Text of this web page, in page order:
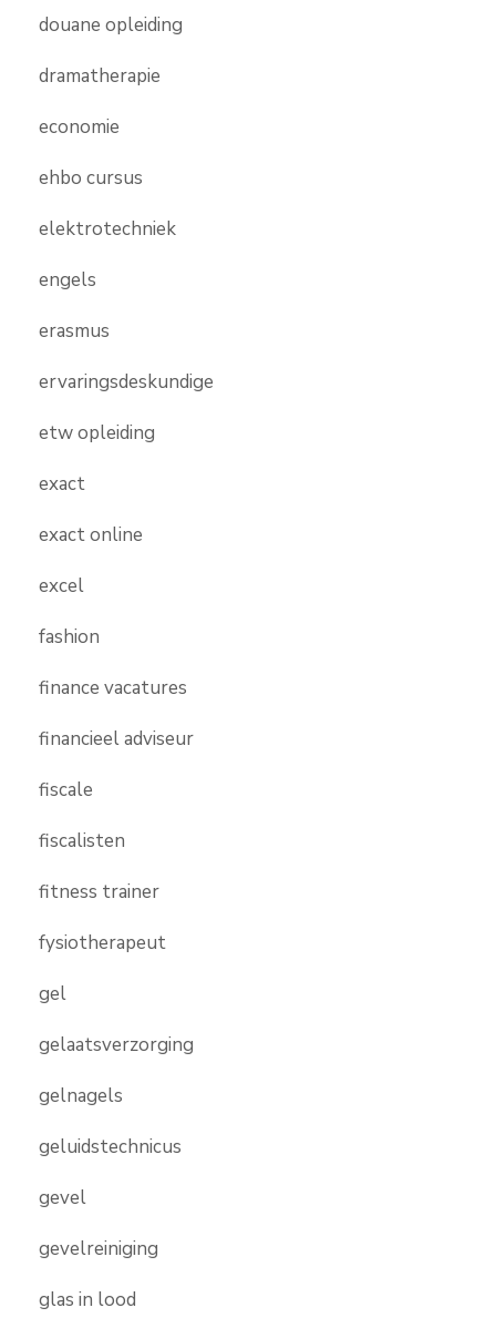
douane opleiding
dramatherapie
economie
ehbo cursus
elektrotechniek
engels
erasmus
ervaringsdeskundige
etw opleiding
exact
exact online
excel
fashion
finance vacatures
financieel adviseur
fiscale
fiscalisten
fitness trainer
fysiotherapeut
gel
gelaatsverzorging
gelnagels
geluidstechnicus
gevel
gevelreiniging
glas in lood